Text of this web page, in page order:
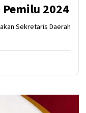
2024
Sekretaris Daerah